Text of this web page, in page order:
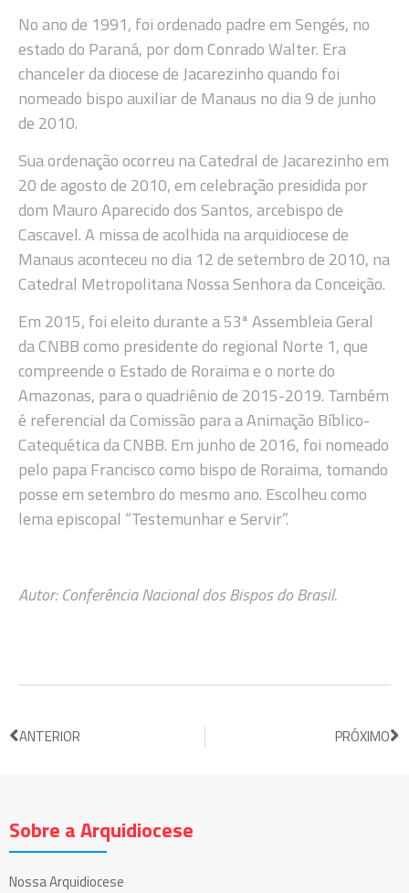
No ano de 1991, foi ordenado padre em Sengés, no
estado do Paraná, por dom Conrado Walter. Era
chanceler da diocese de Jacarezinho quando foi
nomeado bispo auxiliar de Manaus no dia 9 de junho
de 2010.
Sua ordenação ocorreu na Catedral de Jacarezinho em
20 de agosto de 2010, em celebração presidida por
dom Mauro Aparecido dos Santos, arcebispo de
Cascavel. A missa de acolhida na arquidiocese de
Manaus aconteceu no dia 12 de setembro de 2010, na
Catedral Metropolitana Nossa Senhora da Conceição.
Em 2015, foi eleito durante a 53ª Assembleia Geral
da CNBB como presidente do regional Norte 1, que
compreende o Estado de Roraima e o norte do
Amazonas, para o quadriênio de 2015-2019. Também
é referencial da Comissão para a Animação Bíblico-
Catequética da CNBB. Em junho de 2016, foi nomeado
pelo papa Francisco como bispo de Roraima, tomando
posse em setembro do mesmo ano. Escolheu como
lema episcopal “Testemunhar e Servir”.
Autor: Conferência Nacional dos Bispos do Brasil.
ANTERIOR PRÓXIMO
Sobre a Arquidiocese
Nossa Arquidiocese